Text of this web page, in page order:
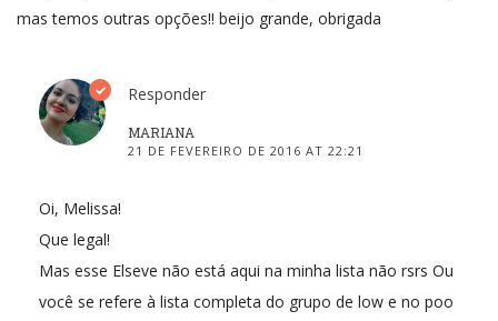
mas temos outras opções!! beijo grande, obrigada
Responder
MARIANA
21 DE FEVEREIRO DE 2016 AT 22:21
Oi, Melissa!
Que legal!
Mas esse Elseve não está aqui na minha lista não rsrs Ou
você se refere à lista completa do grupo de low e no poo